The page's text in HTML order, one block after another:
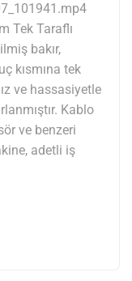
Tek Taraflı
bakır,
kısmına tek
ve hassasiyetle
Kablo
ve benzeri
adetli iş